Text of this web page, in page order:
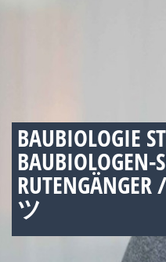
BAUBIOLOGIE
BAUBIOLOGEN-
ツ